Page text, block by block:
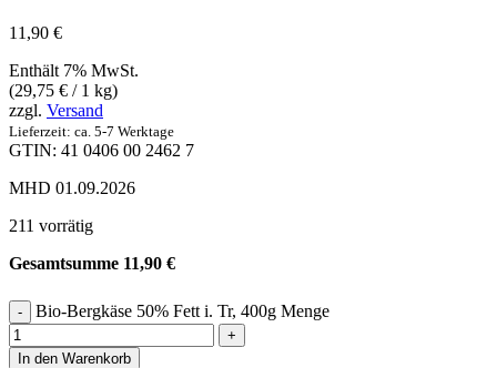
11,90 €
Enthält 7% MwSt.
(29,75 € / 1 kg)
zzgl. Versand
Lieferzeit: ca. 5-7 Werktage
GTIN: 41 0406 00 2462 7
MHD 01.09.2026
211 vorrätig
Gesamtsumme 11,90 €
Bio-Bergkäse 50% Fett i. Tr, 400g Menge
In den Warenkorb